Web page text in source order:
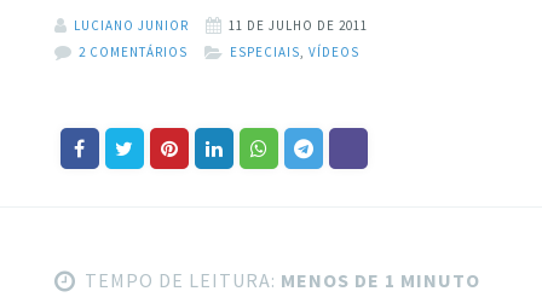
LUCIANO JUNIOR
11 DE JULHO DE 2011
2 COMENTÁRIOS
ESPECIAIS VÍDEOS
TEMPO DE LEITURA: MENOS DE 1 MINUTO